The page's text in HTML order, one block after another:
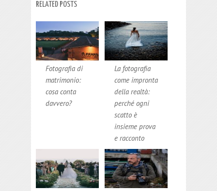
RELATED POSTS
Fotografia di
matrimonio:
cosa conta
davvero?
La fotografia
come impronta
della realtà:
perché ogni
scatto è
insieme prova
e racconto